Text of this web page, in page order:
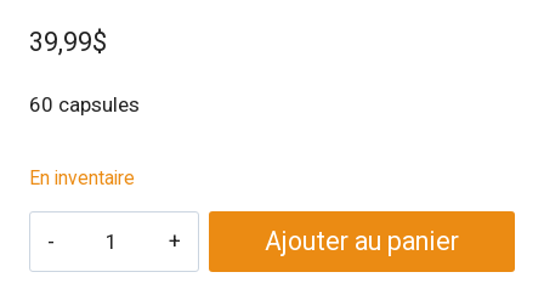
39,99$
60 capsules
En inventaire
Ajouter au panier